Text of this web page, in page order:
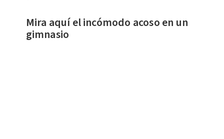
Mira aquí el incómodo acoso en un
gimnasio